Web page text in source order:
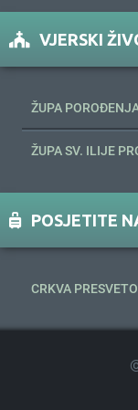
VJERSKI
ŽUPA
ŽUPA SV. ILIJE
POSJETITE
CRKVA